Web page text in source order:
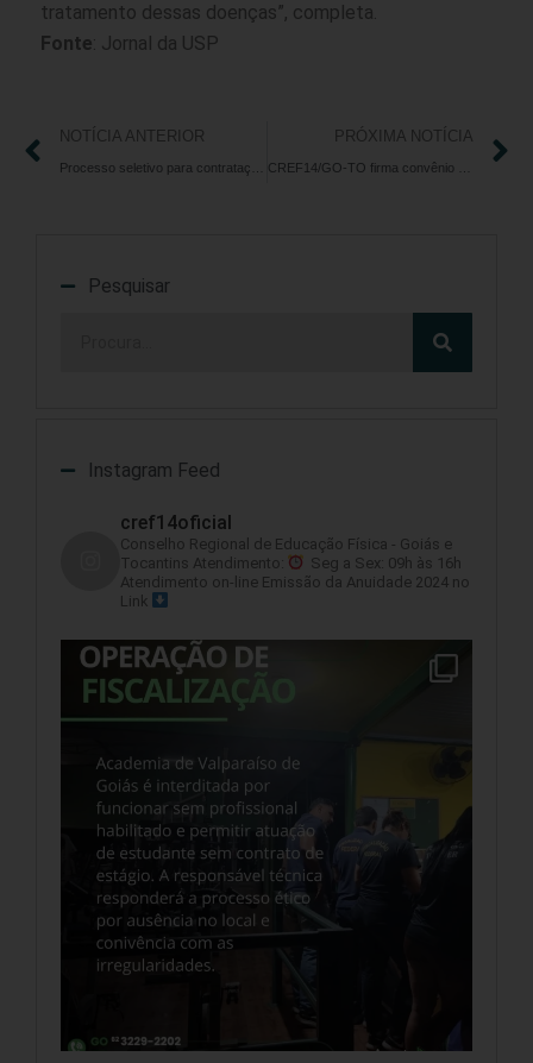
tratamento dessas doenças”, completa.
Fonte: Jornal da USP
NOTÍCIA ANTERIOR PRÓXIMA NOTÍCIA
Pesquisar
Instagram Feed
cref14oficial
Conselho Regional de Educação Física - Goiás e
Tocantins Atendimento:
Seg a Sex: 09h às 16h
Atendimento on-line Emissão da Anuidade 2024 no
Link